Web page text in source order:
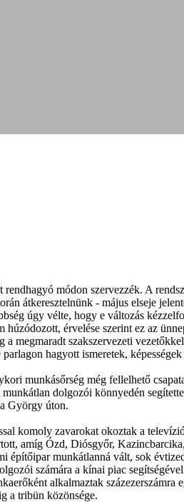
módon szervezzék. A
átkeresztelnünk - május elseje
úgy vélte, hogy e változás
érvelése szerint ez az
megmaradt szakszervezeti
hagyott ismeretek,
munkásőrség még fellelhető
dolgozói könnyedén
György úton.
komoly zavarokat okoztak a
amíg Ózd, Diósgyőr,
munkátlanná vált, sok
számára a kínai piac
alkalmaztak
a tribün közönsége.